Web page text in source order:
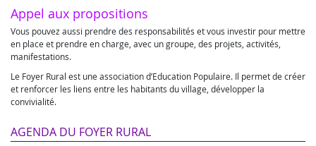
Appel aux propositions
Vous pouvez aussi prendre des responsabilités et vous investir pour mettre
en place et prendre en charge, avec un groupe, des projets, activités,
manifestations.
Le Foyer Rural est une association d’Education Populaire. Il permet de créer
et renforcer les liens entre les habitants du village, développer la
convivialité.
AGENDA DU FOYER RURAL